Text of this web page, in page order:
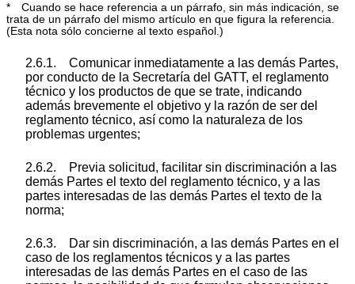
* Cuando se hace referencia a un párrafo, sin más indicación, se
trata de un párrafo del mismo artículo en que figura la referencia.
(Esta nota sólo concierne al texto español.)
2.6.1. Comunicar inmediatamente a las demás Partes,
por conducto de la Secretaría del GATT, el reglamento
técnico y los productos de que se trate, indicando
además brevemente el objetivo y la razón de ser del
reglamento técnico, así como la naturaleza de los
problemas urgentes;
2.6.2. Previa solicitud, facilitar sin discriminación a las
demás Partes el texto del reglamento técnico, y a las
partes interesadas de las demás Partes el texto de la
norma;
2.6.3. Dar sin discriminación, a las demás Partes en el
caso de los reglamentos técnicos y a las partes
interesadas de las demás Partes en el caso de las